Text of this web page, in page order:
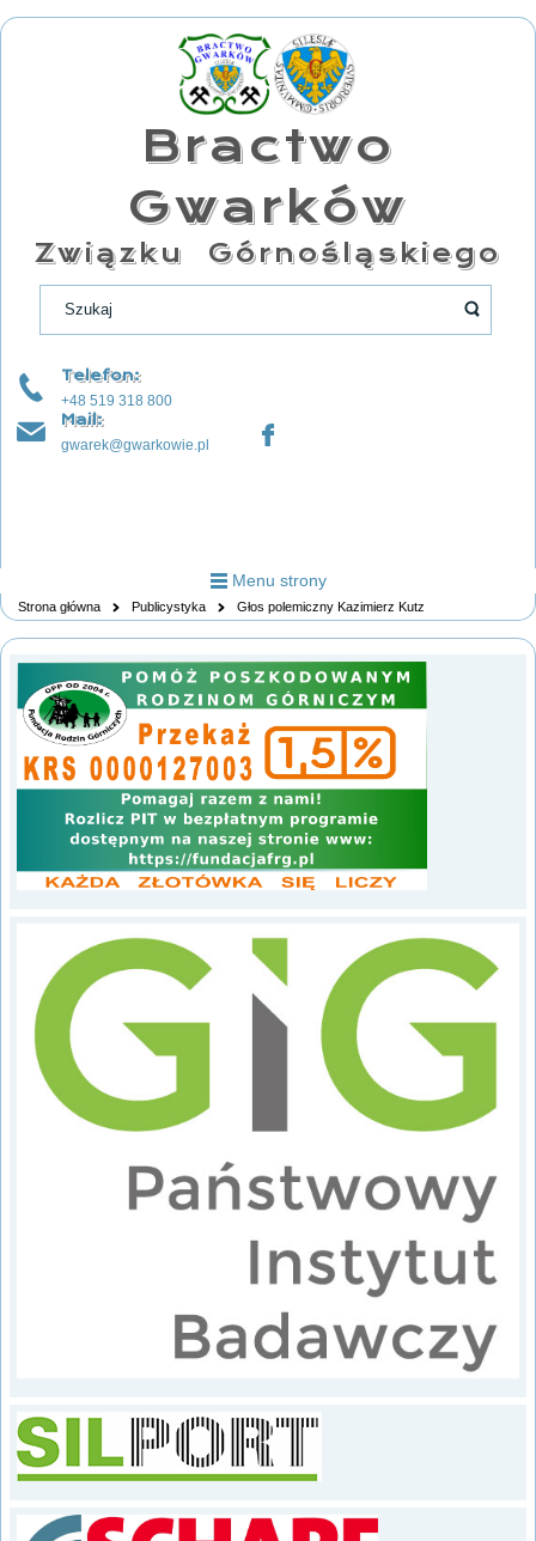
Bractwo
Gwarków
Związku Górnośląskiego
Telefon:
+48 519 318 800
Mail:
gwarek@gwarkowie.pl
Menu strony
Strona główna Publicystyka Głos polemiczny Kazimierz Kutz